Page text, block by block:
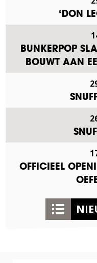
‘DON
BUNKERPOP
BOUWT AAN
OFFICIEEL